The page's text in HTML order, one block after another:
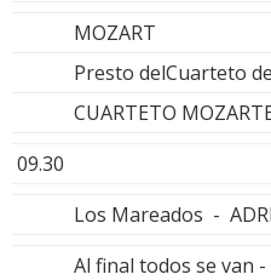
MOZART
Presto delCuarteto
CUARTETO
09.30
Los Mareados -
Al final todos se van